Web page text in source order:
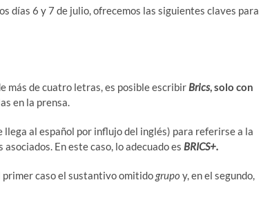
días 6 y 7 de julio, ofrecemos las siguientes claves para
más de cuatro letras, es posible escribirBrics, solo con
en la prensa.
llega al español por influjo del inglés) para referirse a la
En este caso, lo adecuado es BRICS+.
caso el sustantivo omitidogrupo y, en el segundo,